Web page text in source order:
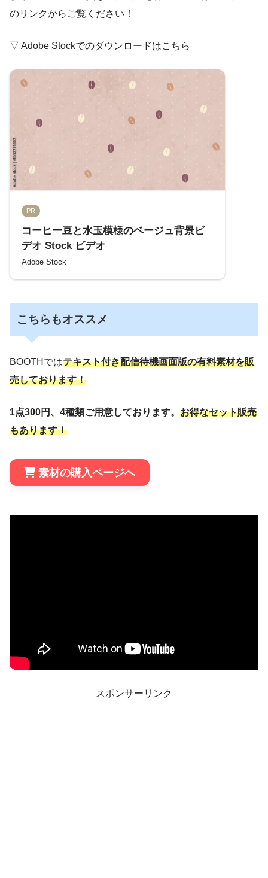
のリンクからご覧ください！
▽ Adobe Stockでのダウンロードはこちら
PR
コーヒー豆と水玉模様のベージュ背景ビ
デオ Stock ビデオ
Adobe Stock
こちらもオススメ
BOOTHではテキスト付き配信待機画面版の有料素材を販
売しております！
1点300円、4種類ご用意しております。 お得なセット販売
もあります！
素材の購入ページへ
スポンサーリンク